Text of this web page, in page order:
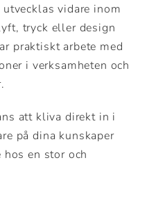
vidare inom
tryck eller design
praktiskt arbete med
i verksamheten och
att kliva direkt in i
på dina kunskaper
en stor och